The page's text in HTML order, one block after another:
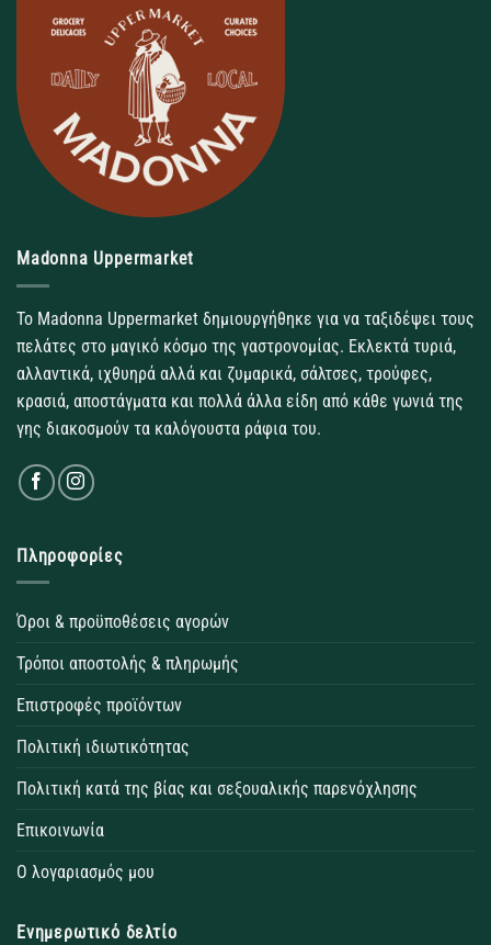
Madonna Uppermarket
Το Madonna Uppermarket δημιουργήθηκε για να ταξιδέψει τους
πελάτες στο μαγικό κόσμο της γαστρονομίας. Εκλεκτά τυριά,
αλλαντικά, ιχθυηρά αλλά και ζυμαρικά, σάλτσες, τρούφες,
κρασιά, αποστάγματα και πολλά άλλα είδη από κάθε γωνιά της
γης διακοσμούν τα καλόγουστα ράφια του.
Πληροφορίες
Όροι & προϋποθέσεις αγορών
Τρόποι αποστολής & πληρωμής
Επιστροφές προϊόντων
Πολιτική ιδιωτικότητας
Πολιτική κατά της βίας και σεξουαλικής παρενόχλησης
Επικοινωνία
Ο λογαριασμός μου
Ενημερωτικό δελτίο